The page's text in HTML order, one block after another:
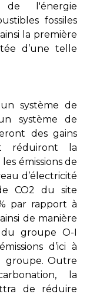
l'énergie
fossiles
la première
d’une telle
système de
système de
des gains
réduiront la
émissions de
d’électricité
CO2 du site
par rapport à
de manière
du groupe O-I
d’ici à
groupe. Outre
la
de réduire